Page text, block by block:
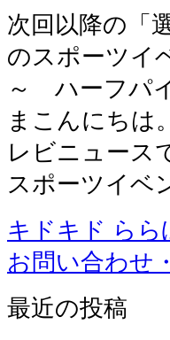
次回以降の「
のスポーツイ
～ ハーフパ
まこんにちは
レビニュース
スポーツイベ
キドキド ら
お問い合わせ
最近の投稿